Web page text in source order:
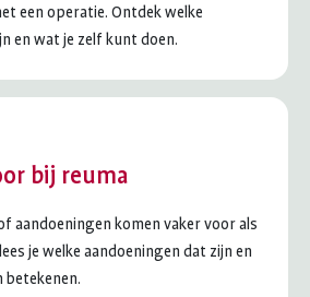
een operatie. Ontdek welke
en wat je zelf kunt doen.
bij reuma
aandoeningen komen vaker voor als
je welke aandoeningen dat zijn en
betekenen.